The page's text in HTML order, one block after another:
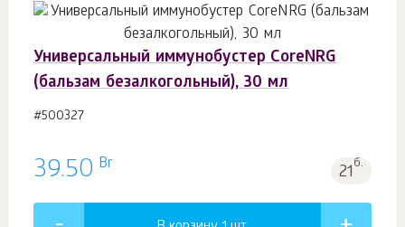
Универсальный иммунобустер CoreNRG
(бальзам безалкогольный), 30 мл
#500327
39.50 Br 21б.